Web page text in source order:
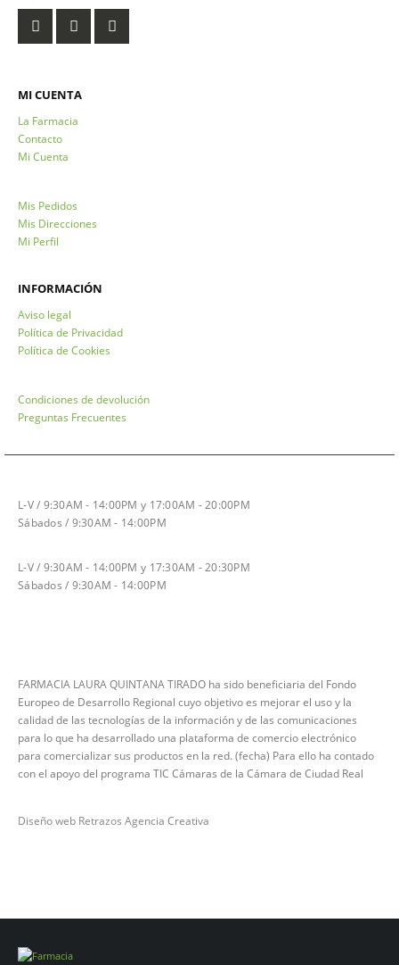
MI CUENTA
La Farmacia
Contacto
Mi Cuenta
Mis Pedidos
Mis Direcciones
Mi Perfil
INFORMACIÓN
Aviso legal
Política de Privacidad
Política de Cookies
Condiciones de devolución
Preguntas Frecuentes
L-V / 9:30AM - 14:00PM y 17:00AM - 20:00PM
Sábados / 9:30AM - 14:00PM
L-V / 9:30AM - 14:00PM y 17:30AM - 20:30PM
Sábados / 9:30AM - 14:00PM
FARMACIA LAURA QUINTANA TIRADO ha sido beneficiaria del Fondo
Europeo de Desarrollo Regional cuyo objetivo es mejorar el uso y la
calidad de las tecnologías de la información y de las comunicaciones
para lo que ha desarrollado una plataforma de comercio electrónico
para comercializar sus productos en la red. (fecha) Para ello ha contado
con el apoyo del programa TIC Cámaras de la Cámara de Ciudad Real
Diseño web Retrazos Agencia Creativa